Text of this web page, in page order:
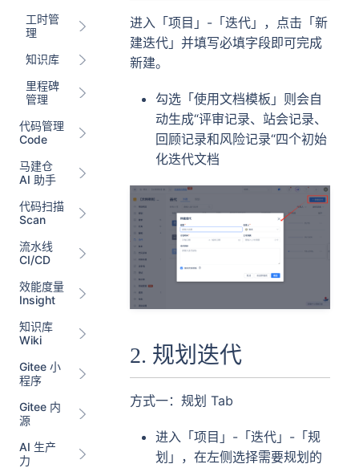
工时管
理
知识库
里程碑
管理
代码管理
Code
马建仓
AI 助手
代码扫描
Scan
流水线
CI/CD
效能度量
Insight
知识库
Wiki
Gitee 小
程序
Gitee 内
源
AI 生产
力
进入「项目」-「迭代」，点击「新
建迭代」并填写必填字段即可完成
新建。
勾选「使用文档模板」则会自
动生成“评审记录、站会记录、
回顾记录和风险记录“四个初始
化迭代文档
2. 规划迭代
方式一：规划 Tab
进入「项目」-「迭代」-「规
划」，在左侧选择需要规划的